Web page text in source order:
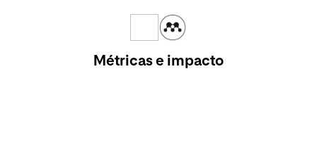
Métricas e impacto